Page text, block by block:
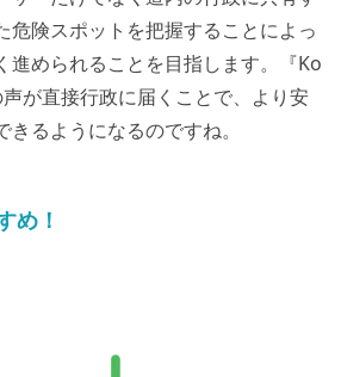
危険スポットを把握することによっ
進められることを目指します。『Ko
が直接行政に届くことで、より安
るようになるのですね。
め！